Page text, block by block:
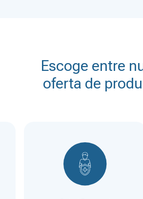
Escoge entre
oferta de